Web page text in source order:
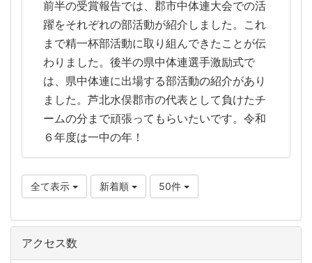
前半の受賞報告では、郡市中体連大会での活
躍をそれぞれの部活動が紹介しました。これ
まで精一杯部活動に取り組んできたことが伝
わりました。後半の県中体連選手激励式で
は、県中体連に出場する部活動の紹介があり
ました。芦北水俣郡市の代表として負けたチ
ームの分まで頑張ってもらいたいです。令和
６年度は一中の年！
全て表示 新着順 50件
アクセス数